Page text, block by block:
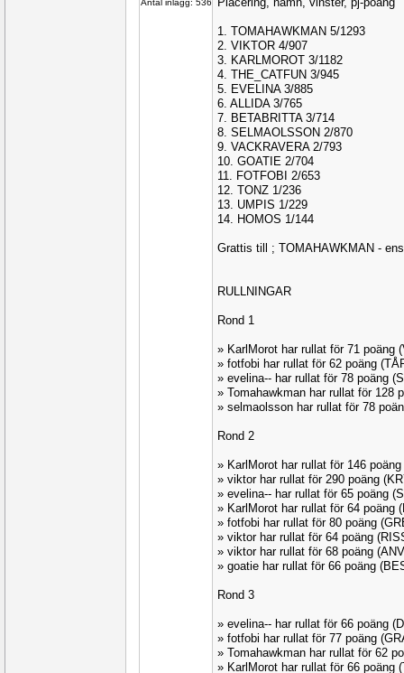
Antal inlägg: 536
1. TOMAHAWKMAN 5/1293
2. VIKTOR 4/907
3. KARLMOROT 3/1182
4. THE_CATFUN 3/945
5. EVELINA 3/885
6. ALLIDA 3/765
7. BETABRITTA 3/714
8. SELMAOLSSON 2/870
9. VACKRAVERA 2/793
10. GOATIE 2/704
11. FOTFOBI 2/653
12. TONZ 1/236
13. UMPIS 1/229
14. HOMOS 1/144
Grattis till ; TOMAHAWKMAN -
RULLNINGAR
Rond 1
» KarlMorot har rullat för 71 poäng
» fotfobi har rullat för 62 poäng
» evelina-- har rullat för 78 poäng
» Tomahawkman har rullat för 128
» selmaolsson har rullat för 78
Rond 2
» KarlMorot har rullat för 146
» viktor har rullat för 290 poäng
» evelina-- har rullat för 65 poäng
» KarlMorot har rullat för 64 poäng
» fotfobi har rullat för 80 poäng
» viktor har rullat för 64 poäng
» viktor har rullat för 68 poäng
» goatie har rullat för 66 poäng
Rond 3
» evelina-- har rullat för 66 poäng
» fotfobi har rullat för 77 poäng
» Tomahawkman har rullat för 62
» KarlMorot har rullat för 66 poäng